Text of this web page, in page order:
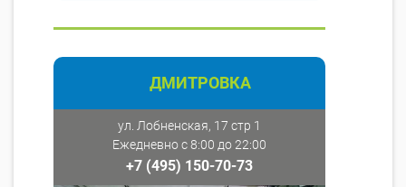
ДМИТРОВКА
ул. Лобненская, 17 стр 1
Ежедневно с 8:00 до 22:00
+7 (495) 150-70-73